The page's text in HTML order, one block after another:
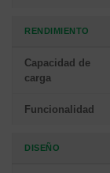
RENDIMIENTO
Capacidad de
carga
Funcionalidad
DISEÑO